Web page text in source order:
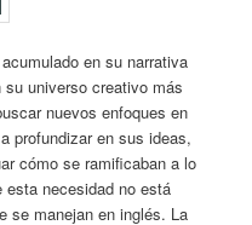
en su narrativa
universo creativo más
nuevos enfoques en
profundizar en sus ideas,
cómo se ramificaban a lo
necesidad no está
se manejan en inglés. La